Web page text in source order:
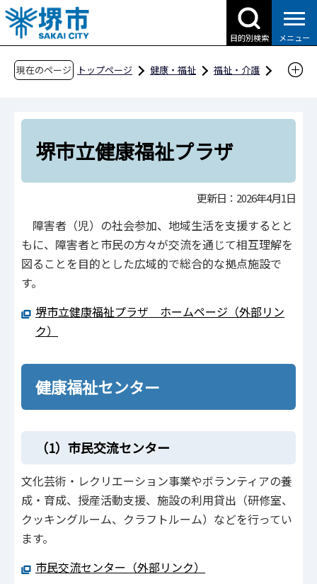
こ
の
ペ
目的別検索 メニュー
現在のページ トップページ 健康・福祉
福祉・介護
障害福祉のしおり
堺市立健康福祉プラザ
堺市立健康福祉プラザ
更新日：2026年4月1日
障害者（児）の社会参加、地域生活を支援するとと
もに、障害者と市民の方々が交流を通じて相互理解を
図ることを目的とした広域的で総合的な拠点施設で
す。
堺市立健康福祉プラザ ホームページ（外部リン
ク）
健康福祉センター
（1）市民交流センター
文化芸術・レクリエーション事業やボランティアの養
成・育成、授産活動支援、施設の利用貸出（研修室、
クッキングルーム、クラフトルーム）などを行ってい
ます。
市民交流センター（外部リンク）